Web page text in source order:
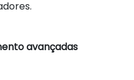
avançadas